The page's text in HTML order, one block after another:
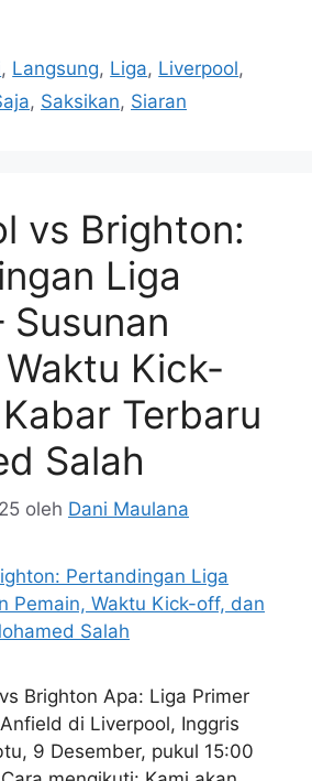
, Langsung, Liga, Liverpool,
, Saksikan, Siaran
vs Brighton:
Liga
Susunan
Kick-
Terbaru
Salah
oleh Dani Maulana
Brighton Apa: Liga Primer
di Liverpool, Inggris
9 Desember, pukul 15:00